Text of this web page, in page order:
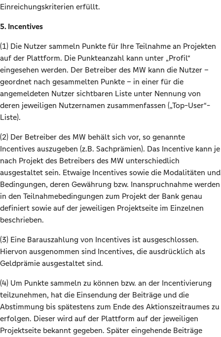
Einreichungskriterien erfüllt.
5. Incentives
(1) Die Nutzer sammeln Punkte für Ihre Teilnahme an Projekten
auf der Plattform. Die Punkteanzahl kann unter „Profil“
eingesehen werden. Der Betreiber des MW kann die Nutzer –
geordnet nach gesammelten Punkte – in einer für die
angemeldeten Nutzer sichtbaren Liste unter Nennung von
deren jeweiligen Nutzernamen zusammenfassen („Top-User“-
Liste).
(2) Der Betreiber des MW behält sich vor, so genannte
Incentives auszugeben (z.B. Sachprämien). Das Incentive kann je
nach Projekt des Betreibers des MW unterschiedlich
ausgestaltet sein. Etwaige Incentives sowie die Modalitäten und
Bedingungen, deren Gewährung bzw. Inanspruchnahme werden
in den Teilnahmebedingungen zum Projekt der Bank genau
definiert sowie auf der jeweiligen Projektseite im Einzelnen
beschrieben.
(3) Eine Barauszahlung von Incentives ist ausgeschlossen.
Hiervon ausgenommen sind Incentives, die ausdrücklich als
Geldprämie ausgestaltet sind.
(4) Um Punkte sammeln zu können bzw. an der Incentivierung
teilzunehmen, hat die Einsendung der Beiträge und die
Abstimmung bis spätestens zum Ende des Aktionszeitraumes zu
erfolgen. Dieser wird auf der Plattform auf der jeweiligen
Projektseite bekannt gegeben. Später eingehende Beiträge